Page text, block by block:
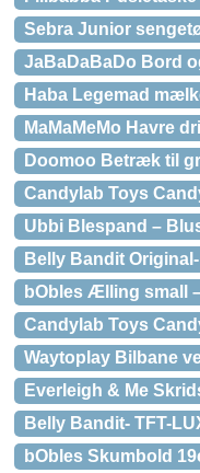
Sebra Junior
JaBaDaBaDo Bord
Haba Legemad
MaMaMeMo Havre
Doomoo Betræk til
Candylab Toys
Ubbi Blespand –
Belly Bandit
bObles Ælling small
Candylab Toys
Waytoplay Bilbane
Everleigh & Me
Belly Bandit- TFT-
bObles Skumbold